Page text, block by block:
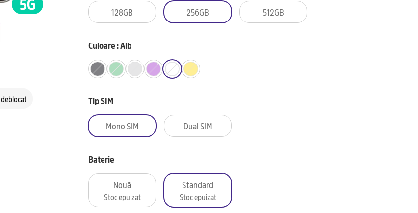
128GB 256GB 512GB
Culoare : Alb
Tip SIM
Mono SIM Dual SIM
Baterie
Nouă
Stoc epuizat
Standard
Stoc epuizat